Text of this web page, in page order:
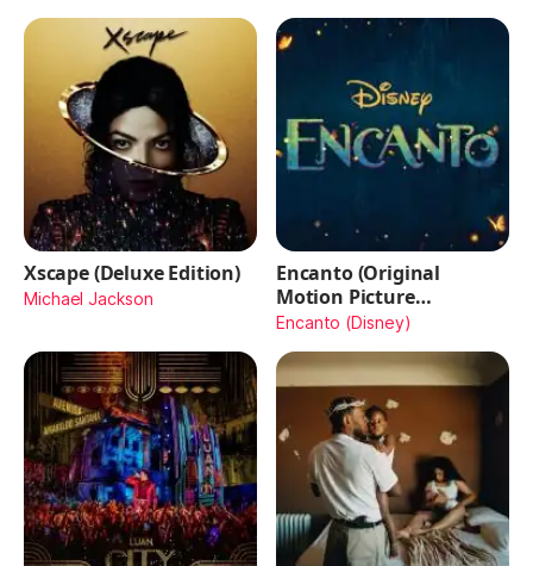
Xscape (Deluxe Edition)
Michael Jackson
Encanto (Original
Motion Picture
Soundtrack)
Encanto (Disney)